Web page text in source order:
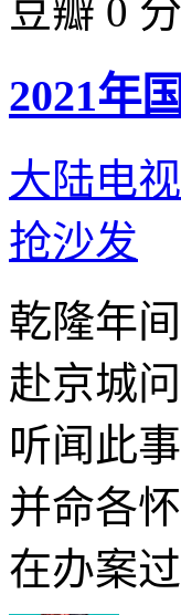
豆瓣 0 分
2021年
大陆电
抢沙发
乾隆年
赴京城
听闻此
并命各
在办案